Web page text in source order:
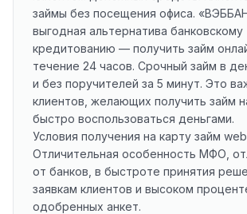
займы без посещения офиса.
выгодная альтернатива банковскому
кредитованию — получить займ
течение 24 часов. Срочный займ в
и без поручителей за 5 минут. Это
клиентов, желающих получить займ
быстро воспользоваться деньгами.
Условия получения на карту займ
Отличительная особенность МФО,
от банков, в быстроте принятия
заявкам клиентов и высоком
одобренных анкет.